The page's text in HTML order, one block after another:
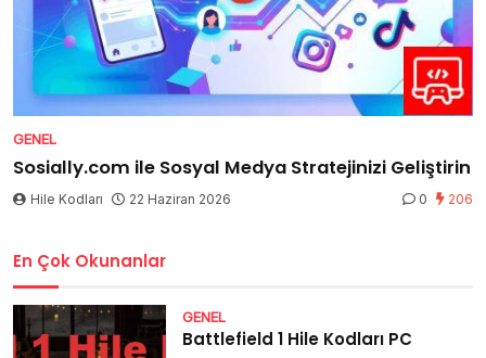
GENEL
Sosially.com ile Sosyal Medya Stratejinizi Geliştirin
Hile Kodları 22 Haziran 2026 0 206
En Çok Okunanlar
GENEL
Battlefield 1 Hile Kodları PC